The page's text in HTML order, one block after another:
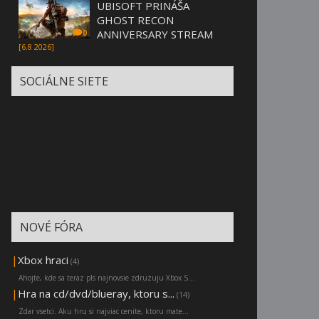
0
UBISOFT PRINÁŠA
GHOST RECON
ANNIVERSARY STREAM
[6.8 2026]
SOCIÁLNE SIETE
NOVÉ FÓRA
| Xbox hraci (4)
Ahojte, kde sa teraz pls najnovsie zdruzuju Xbox S...
| Hra na cd/dvd/blueray, ktoru s... (14)
Zdar vsetci. Aku hru si najviac cenite, ktoru mate...